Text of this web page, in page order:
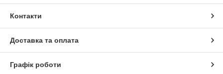
Контакти
Доставка та оплата
Графік роботи